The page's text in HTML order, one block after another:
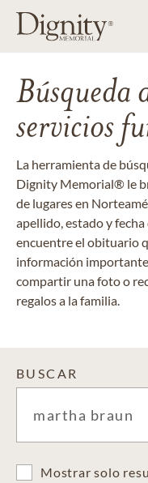
Búsqueda
servicios
La herramienta de
Dignity Memorial® le
de lugares en
apellido, estado y
encuentre el obituario
información
compartir una foto o
regalos a la familia.
BUSCAR
Mostrar solo